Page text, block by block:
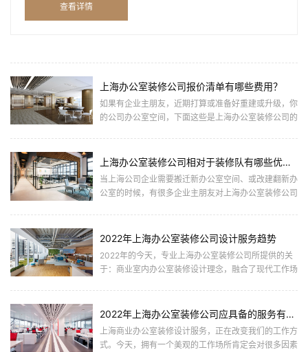
装修下... ...
查看详情
上海办公室装修公司报价清单有哪些费用？
如果有企业主朋友，近期打算或准备好重建或升级，你
的公司办公室空间，下面这些是上海办公室装修公司的
上海办公室装修公司相对于装修队有哪些优势和区别呢？
当上海公司企业需要搬迁新办公室空间、或改建翻新办
公室的时候，有很多企业主朋友对上海办公室装修公司
2022年上海办公室装修公司设计服务趋势
2022年的今天，专业上海办公室装修公司所提供的关
于：商业室内办公室装修设计理念，融合了现代工作场
2022年上海办公室装修公司应具备的服务有哪些？
上海商业办公室装修设计服务，正在改变我们的工作方
式。今天，拥有一个美观的工作场所肯定会对很多因素